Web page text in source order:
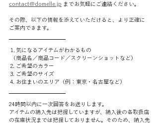
contact@domelle.jp までお気軽にご連絡ください。
その際、以下の情報を添えていただけると、より正確に
ご案内できます。
⒈ 気になるアイテムがわかるもの
（商品名／商品コード／スクリーンショットなど）
⒉ ご希望のカラー
⒊ ご希望のサイズ
⒋ お住まいのエリア（例：東京・名古屋など）
24時間以内に一次回答をお送りします。
アイテムの納入先は把握していますが、納入後の各取扱店
の在庫状況までは把握しておりません。そのため、納入先